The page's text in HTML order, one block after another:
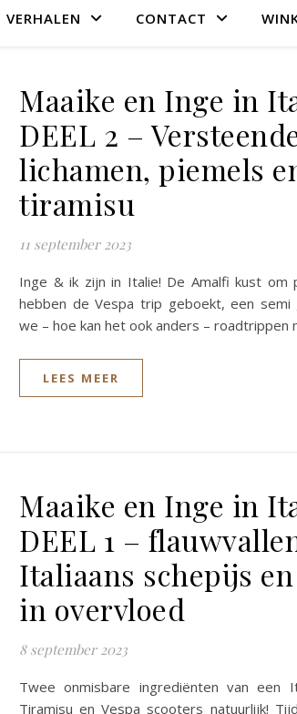
VERHALEN CONTACT
Maaike en Inge in
DEEL 2 –
lichamen, piemels
tiramisu
11 september 2023
Inge & ik zijn in Italie! De Amalfi kust om
hebben de Vespa trip geboekt, een semi
we – hoe kan het ook anders – roadtrippen
LEES MEER
Maaike en Inge in
DEEL 1 –
Italiaans schepijs en
in overvloed
8 september 2023
Twee onmisbare ingrediënten van een
Tiramisu en Vespa scooters natuurlijk!